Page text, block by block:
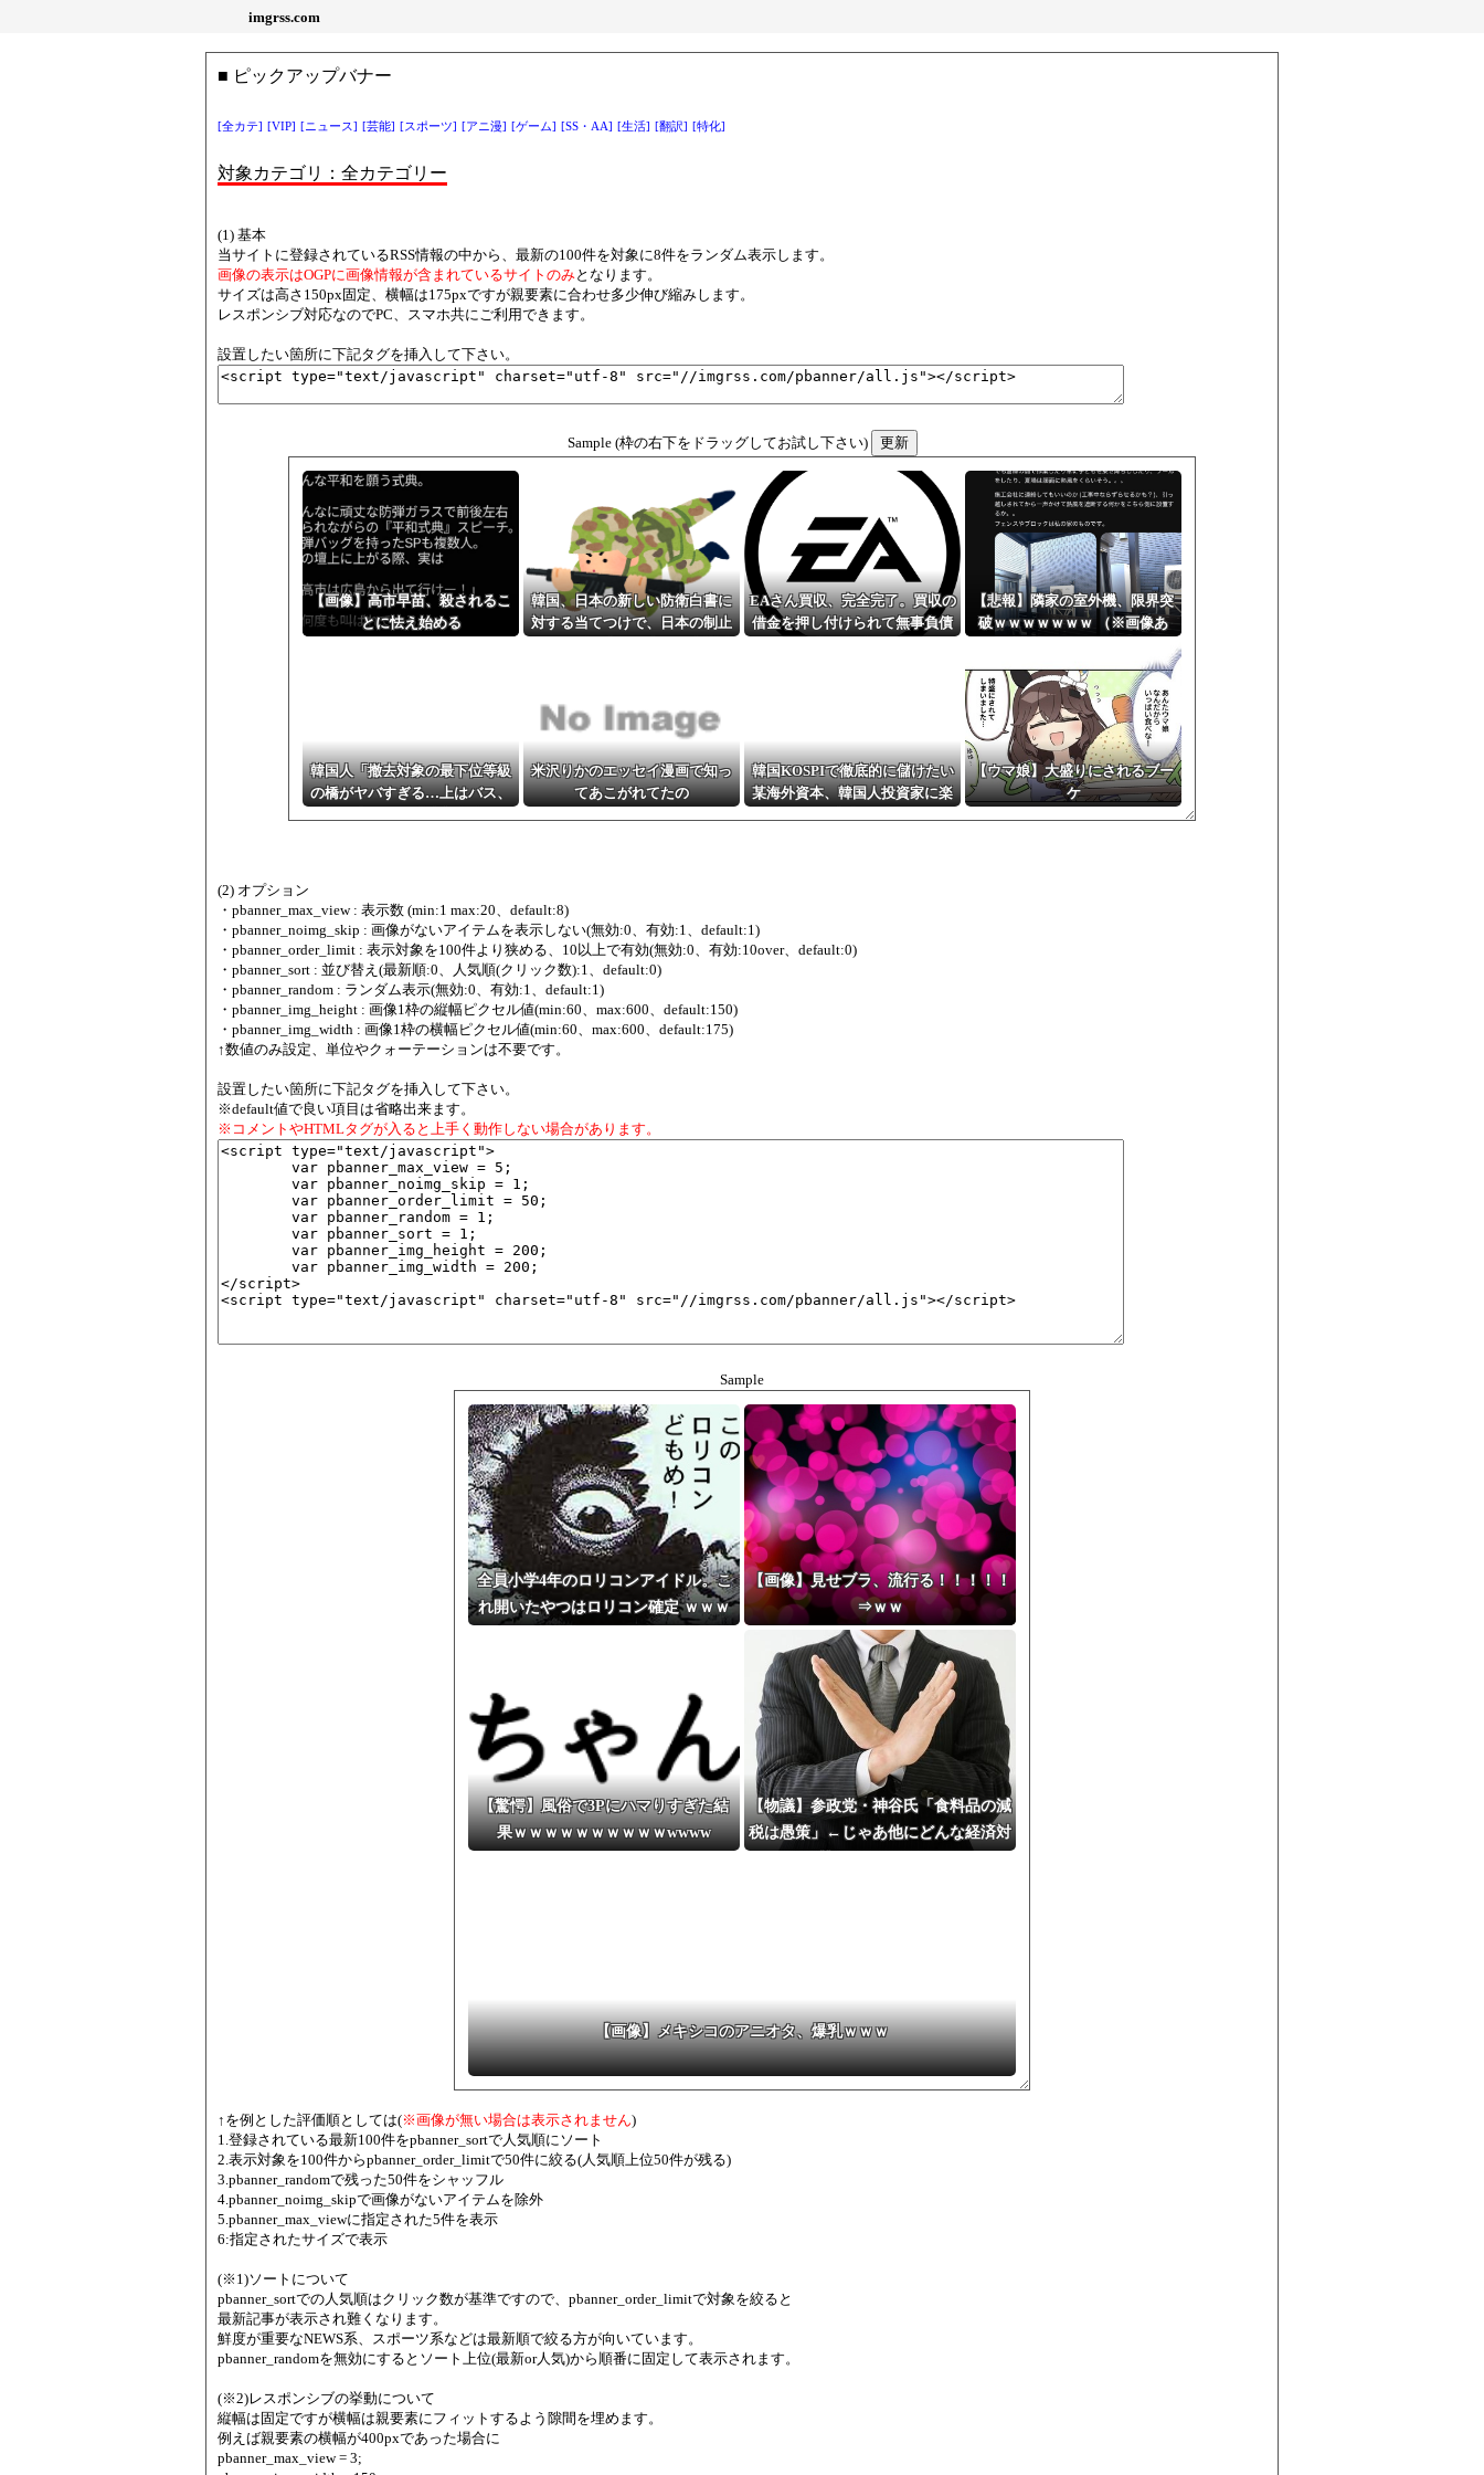
imgrss.com
■ ピックアップバナー
[全カテ] [VIP] [ニュース] [芸能] [スポーツ] [アニ漫] [ゲーム] [SS・AA] [生活] [翻訳] [特化]
対象カテゴリ：全カテゴリー
(1) 基本
当サイトに登録されているRSS情報の中から、最新の100件を対象に8件をランダム表示します。
画像の表示はOGPに画像情報が含まれているサイトのみとなります。
サイズは高さ150px固定、横幅は175pxですが親要素に合わせ多少伸び縮みします。
レスポンシブ対応なのでPC、スマホ共にご利用できます。
設置したい箇所に下記タグを挿入して下さい。
Sample (枠の右下をドラッグしてお試し下さい)
【画像】高市早苗、殺されるこ
とに怯え始める
韓国、日本の新しい防衛白書に
対する当てつけで、日本の制止
EAさん買収、完全完了。買収の
借金を押し付けられて無事負債
【悲報】隣家の室外機、限界突
破ｗｗｗｗｗｗｗ （※画像あ
韓国人「撤去対象の最下位等級
の橋がヤバすぎる…上はバス、
米沢りかのエッセイ漫画で知っ
てあこがれてたの
韓国KOSPIで徹底的に儲けたい
某海外資本、韓国人投資家に楽
【ウマ娘】大盛りにされるブー
ケ
(2) オプション
・pbanner_max_view : 表示数 (min:1 max:20、default:8)
・pbanner_noimg_skip : 画像がないアイテムを表示しない(無効:0、有効:1、default:1)
・pbanner_order_limit : 表示対象を100件より狭める、10以上で有効(無効:0、有効:10over、default:0)
・pbanner_sort : 並び替え(最新順:0、人気順(クリック数):1、default:0)
・pbanner_random : ランダム表示(無効:0、有効:1、default:1)
・pbanner_img_height : 画像1枠の縦幅ピクセル値(min:60、max:600、default:150)
・pbanner_img_width : 画像1枠の横幅ピクセル値(min:60、max:600、default:175)
↑数値のみ設定、単位やクォーテーションは不要です。
設置したい箇所に下記タグを挿入して下さい。
※default値で良い項目は省略出来ます。
※コメントやHTMLタグが入ると上手く動作しない場合があります。
Sample
全員小学4年のロリコンアイドル。こ
れ開いたやつはロリコン確定 ｗｗｗ
【画像】見せブラ、流行る！！！！！
⇒ｗｗ
【驚愕】風俗で3Pにハマりすぎた結
果ｗｗｗｗｗｗｗｗｗｗwwww
【物議】参政党・神谷氏「食料品の減
税は愚策」←じゃあ他にどんな経済対
【画像】メキシコのアニオタ、爆乳ｗｗｗ
↑を例とした評価順としては(※画像が無い場合は表示されません)
1.登録されている最新100件をpbanner_sortで人気順にソート
2.表示対象を100件からpbanner_order_limitで50件に絞る(人気順上位50件が残る)
3.pbanner_randomで残った50件をシャッフル
4.pbanner_noimg_skipで画像がないアイテムを除外
5.pbanner_max_viewに指定された5件を表示
6:指定されたサイズで表示
(※1)ソートについて
pbanner_sortでの人気順はクリック数が基準ですので、pbanner_order_limitで対象を絞ると
最新記事が表示され難くなります。
鮮度が重要なNEWS系、スポーツ系などは最新順で絞る方が向いています。
pbanner_randomを無効にするとソート上位(最新or人気)から順番に固定して表示されます。
(※2)レスポンシブの挙動について
縦幅は固定ですが横幅は親要素にフィットするよう隙間を埋めます。
例えば親要素の横幅が400pxであった場合に
pbanner_max_view = 3;